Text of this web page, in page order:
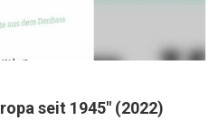
seit 1945" (2022)